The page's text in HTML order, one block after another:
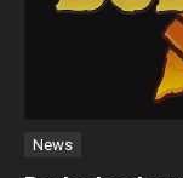
News